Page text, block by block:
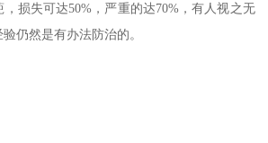
损失可达50%，严重的达70%，有人视之无
仍然是有办法防治的。